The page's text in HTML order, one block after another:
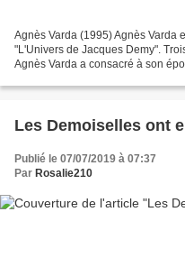
Agnès Varda (1995) Agnès Varda
"L'Univers de Jacques Demy".
Agnès Varda a consacré à son
Les Demoiselles ont
Publié le 07/07/2019 à 07:37
Par Rosalie210